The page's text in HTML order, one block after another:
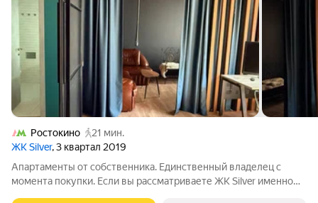
Ростокино
21 мин.
ЖК Silver, 3 квартал 2019
Апартаменты от собственника. Единственный владелец с
момента покупки. Если вы рассматриваете ЖК Silver именно